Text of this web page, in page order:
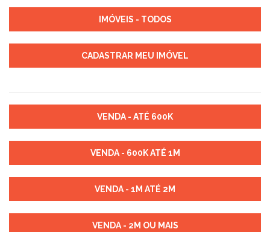
IMÓVEIS - TODOS
CADASTRAR MEU IMÓVEL
VENDA - ATÉ 600K
VENDA - 600K ATÉ 1M
VENDA - 1M ATÉ 2M
VENDA - 2M OU MAIS